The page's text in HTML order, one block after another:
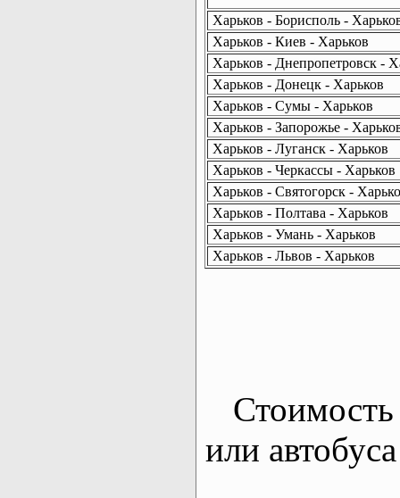
Харьков - Борисполь -
Харьков - Киев - Харьков
Харьков - Днепропетровск -
Харьков - Донецк - Харьков
Харьков - Сумы - Харьков
Харьков - Запорожье -
Харьков - Луганск - Харьков
Харьков - Черкассы - Харьков
Харьков - Святогорск -
Харьков - Полтава - Харьков
Харьков - Умань - Харьков
Харьков - Львов - Харьков
Стоимость
или